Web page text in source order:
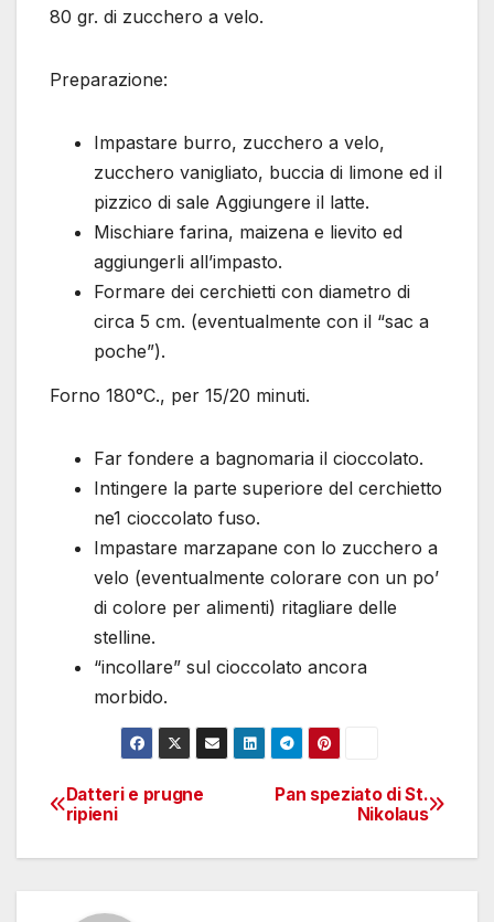
80 gr. di zucchero a velo.
Preparazione:
Impastare burro, zucchero a velo,
zucchero vanigliato, buccia di limone ed il
pizzico di sale Aggiungere il latte.
Mischiare farina, maizena e lievito ed
aggiungerli all’impasto.
Formare dei cerchietti con diametro di
circa 5 cm. (eventualmente con il “sac a
poche”).
Forno 180°C., per 15/20 minuti.
Far fondere a bagnomaria il cioccolato.
Intingere la parte superiore del cerchietto
ne1 cioccolato fuso.
Impastare marzapane con lo zucchero a
velo (eventualmente colorare con un po’
di colore per alimenti) ritagliare delle
stelline.
“incollare” sul cioccolato ancora
morbido.
Navigazione
articoli
Pan speziato di St.
Nikolaus
Datteri e prugne
ripieni